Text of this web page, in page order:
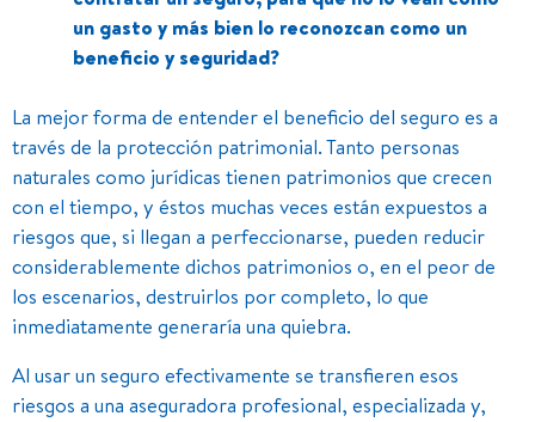
un gasto y más bien lo reconozcan como un
beneficio y seguridad?
La mejor forma de entender el beneficio del seguro es a
través de la protección patrimonial. Tanto personas
naturales como jurídicas tienen patrimonios que crecen
con el tiempo, y éstos muchas veces están expuestos a
riesgos que, si llegan a perfeccionarse, pueden reducir
considerablemente dichos patrimonios o, en el peor de
los escenarios, destruirlos por completo, lo que
inmediatamente generaría una quiebra.
Al usar un seguro efectivamente se transfieren esos
riesgos a una aseguradora profesional, especializada y,